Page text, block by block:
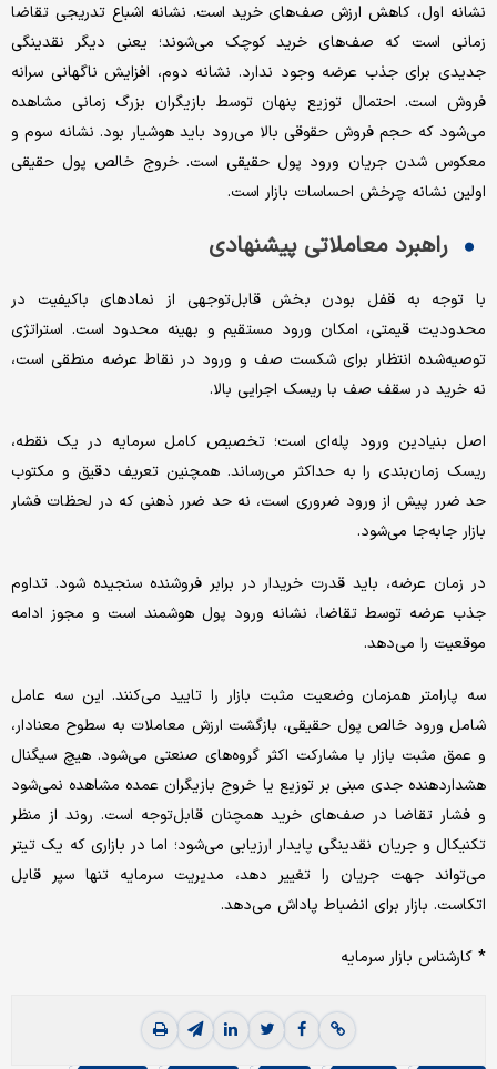
نشانه اول، کاهش ارزش صف‌های خرید است. نشانه اشباع تدریجی تقاضا
زمانی است که صف‌های خرید کوچک می‌شوند؛ یعنی دیگر نقدینگی
جدیدی برای جذب عرضه وجود ندارد. نشانه دوم، افزایش ناگهانی سرانه
فروش است. احتمال توزیع پنهان توسط بازیگران بزرگ زمانی مشاهده
می‌شود که حجم فروش حقوقی بالا می‌رود باید هوشیار بود. نشانه سوم و
معکوس شدن جریان ورود پول حقیقی است. خروج خالص پول حقیقی
اولین نشانه چرخش احساسات بازار است.
راهبرد معاملاتی پیشنهادی
با توجه به قفل بودن بخش قابل‌توجهی از نمادهای باکیفیت در
محدودیت قیمتی، امکان ورود مستقیم و بهینه محدود است. استراتژی
توصیه‌شده انتظار برای شکست صف و ورود در نقاط عرضه منطقی است،
نه خرید در سقف صف با ریسک اجرایی بالا.
اصل بنیادین ورود پله‌ای است؛ تخصیص کامل سرمایه در یک نقطه،
ریسک زمان‌بندی را به حداکثر می‌رساند. همچنین تعریف دقیق و مکتوب
حد ضرر پیش از ورود ضروری است، نه حد ضرر ذهنی که در لحظات فشار
بازار جابه‌جا می‌شود.
در زمان عرضه، باید قدرت خریدار در برابر فروشنده سنجیده شود. تداوم
جذب عرضه توسط تقاضا، نشانه ورود پول هوشمند است و مجوز ادامه
موقعیت را می‌دهد.
سه پارامتر همزمان وضعیت مثبت بازار را تایید می‌کنند. این سه عامل
شامل ورود خالص پول حقیقی، بازگشت ارزش معاملات به سطوح معنادار،
و عمق مثبت بازار با مشارکت اکثر گروه‌های صنعتی می‌شود. هیچ سیگنال
هشداردهنده جدی مبنی بر توزیع یا خروج بازیگران عمده مشاهده نمی‌شود
و فشار تقاضا در صف‌های خرید همچنان قابل‌توجه است. روند از منظر
تکنیکال و جریان نقدینگی پایدار ارزیابی می‌شود؛ اما در بازاری که یک تیتر
می‌تواند جهت جریان را تغییر دهد، مدیریت سرمایه تنها سپر قابل
اتکاست. بازار برای انضباط پاداش می‌دهد.
* کارشناس بازار سرمایه